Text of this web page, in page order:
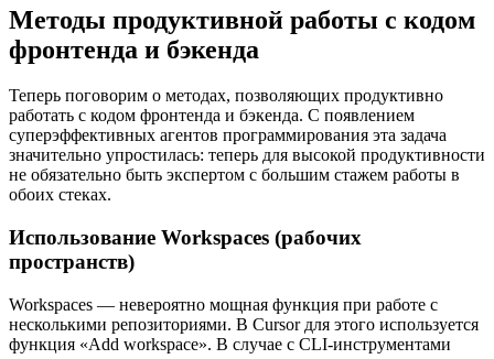
Методы продуктивной работы с кодом
фронтенда и бэкенда
Теперь поговорим о методах, позволяющих продуктивно
работать с кодом фронтенда и бэкенда. С появлением
суперэффективных агентов программирования эта задача
значительно упростилась: теперь для высокой продуктивности
не обязательно быть экспертом с большим стажем работы в
обоих стеках.
Использование Workspaces (рабочих
пространств)
Workspaces — невероятно мощная функция при работе с
несколькими репозиториями. В Cursor для этого используется
функция «Add workspace». В случае с CLI-инструментами